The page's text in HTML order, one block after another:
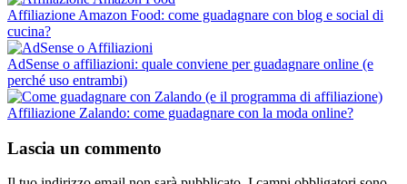
Affiliazione Amazon Food: come guadagnare con blog e social di
cucina?
AdSense o affiliazioni: quale conviene per guadagnare online (e
perché uso entrambi)
Affiliazione Zalando: come guadagnare con la moda online?
Lascia un commento